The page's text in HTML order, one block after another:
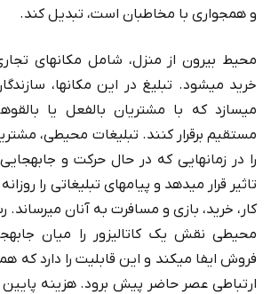
و هم­جواری با مخاطبان است، تبدیل کند.
محیط بیرون از منزل، شامل مکانهای
خرید میشود. تبلیغ در این مکانها،
میسازد که با مشتریان بالفعل یا
مستقیم برقرار کنند. تبلیغات محیطی،
را در زمانهایی که در حال حرکت و
تاثیر قرار میدهد و پیامهای تبلیغاتی را
کار، خرید، بازی و مسافرت به آنان میرساند.
محیطی نقش یک کاتالیزور را میان
فروش ایفا میکند و این قابلیت را دارد که
ارتباطی عصر حاضر پیش برود. هزینه